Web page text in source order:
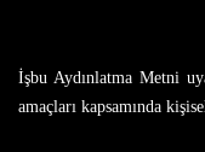
İşbu Aydınlatma Metni
amaçları kapsamında